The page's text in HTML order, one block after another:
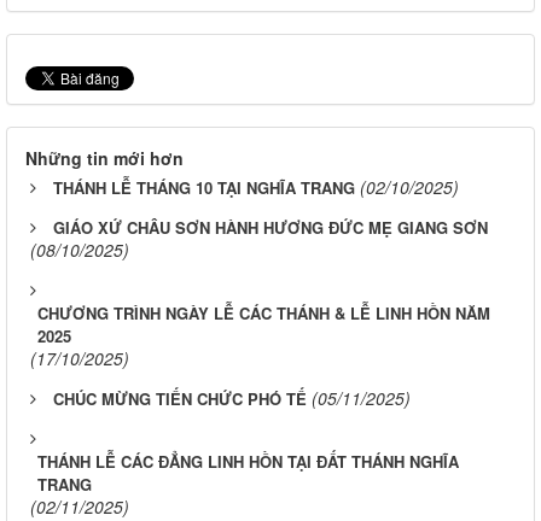
Những tin mới hơn
THÁNH LỄ THÁNG 10 TẠI NGHĨA TRANG (02/10/2025)
GIÁO XỨ CHÂU SƠN HÀNH HƯƠNG ĐỨC MẸ GIANG SƠN
(08/10/2025)
CHƯƠNG TRÌNH NGÀY LỄ CÁC THÁNH & LỄ LINH HỒN NĂM
2025
(17/10/2025)
CHÚC MỪNG TIẾN CHỨC PHÓ TẾ (05/11/2025)
THÁNH LỄ CÁC ĐẲNG LINH HỒN TẠI ĐẤT THÁNH NGHĨA
TRANG
(02/11/2025)